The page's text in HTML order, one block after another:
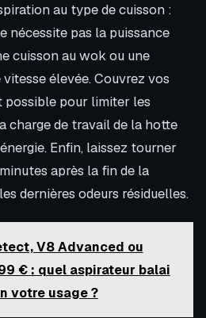
au type de cuisson :
nécessite pas la puissance
cuisson au wok ou une
élevée. Couvrez vos
possible pour limiter les
charge de travail de la hotte
Enfin, laissez tourner
après la fin de la
dernières odeurs résiduelles.
V8 Advanced ou
€ : quel aspirateur balai
votre usage ?